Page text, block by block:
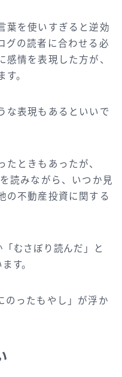
葉を使いすぎると逆効
グの読者に合わせる必
感情を表現した方が、
。
な表現もあるといいで
たときもあったが、
読みながら、いつか見
の不動産投資に関する
「むさぼり読んだ」と
す。
のったもやし」が浮か